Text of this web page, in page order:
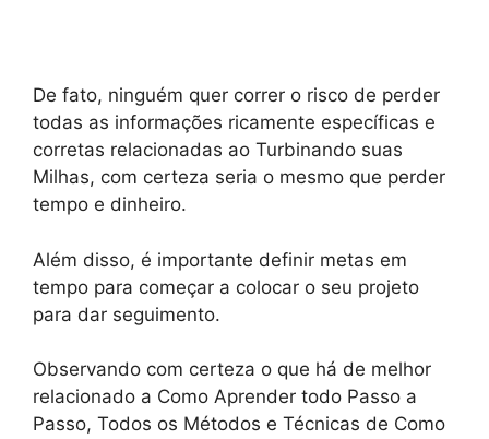
De fato, ninguém quer correr o risco de perder
todas as informações ricamente específicas e
corretas relacionadas ao Turbinando suas
Milhas, com certeza seria o mesmo que perder
tempo e dinheiro.
Além disso, é importante definir metas em
tempo para começar a colocar o seu projeto
para dar seguimento.
Observando com certeza o que há de melhor
relacionado a Como Aprender todo Passo a
Passo, Todos os Métodos e Técnicas de Como